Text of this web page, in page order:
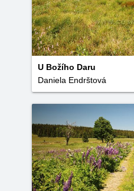
U Božího Daru
Daniela Endrštová